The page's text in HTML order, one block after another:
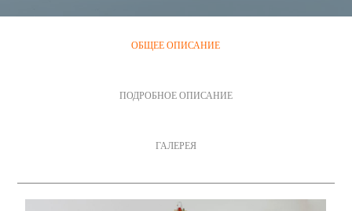
ОБЩЕЕ ОПИСАНИЕ
ПОДРОБНОЕ ОПИСАНИЕ
ГАЛЕРЕЯ